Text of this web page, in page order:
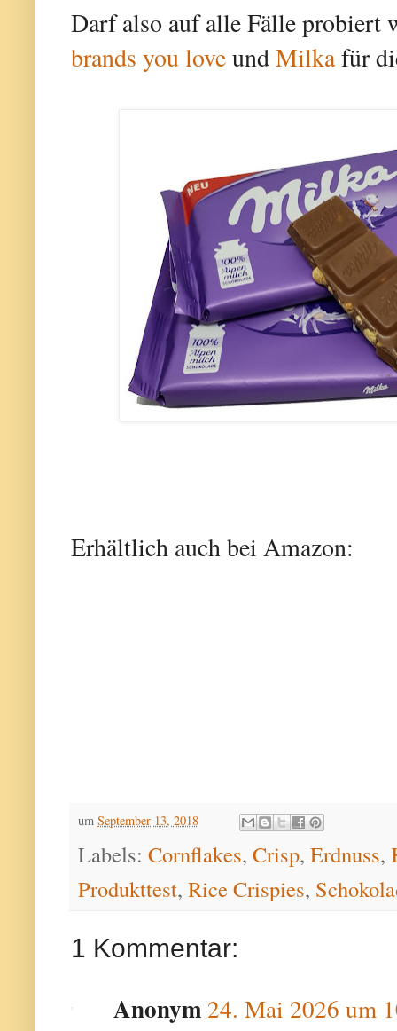
Darf also auf alle Fälle probiert
brands you loveundMilkafür
Erhältlich auch bei Amazon:
um September 13, 2018
Labels: Cornflakes, Crisp, Erdnuss,
Produkttest, Rice Crispies,
1 Kommentar:
Anonym 24. Mai 2026 um